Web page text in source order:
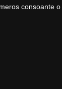
consoante o